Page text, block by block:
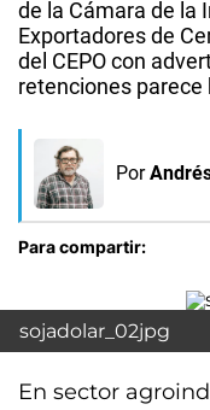
de la Cámara de la
Exportadores de
del CEPO con
retenciones
Por
Para compartir:
sojadolar_02jpg
En sector